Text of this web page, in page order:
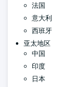
法国
意大利
西班牙
亚太地区
中国
印度
日本